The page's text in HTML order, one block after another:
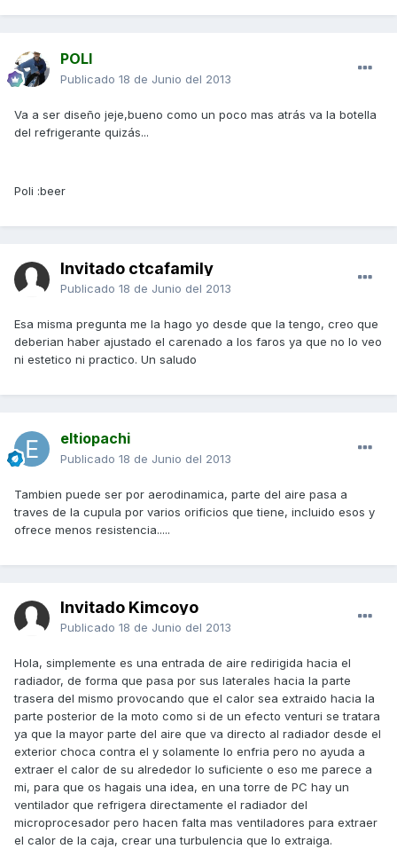
POLI
Publicado 18 de Junio del 2013
Va a ser diseño jeje,bueno como un poco mas atrás va la botella
del refrigerante quizás...
Poli :beer
Invitado ctcafamily
Publicado 18 de Junio del 2013
Esa misma pregunta me la hago yo desde que la tengo, creo que
deberian haber ajustado el carenado a los faros ya que no lo veo
ni estetico ni practico. Un saludo
eltiopachi
Publicado 18 de Junio del 2013
Tambien puede ser por aerodinamica, parte del aire pasa a
traves de la cupula por varios orificios que tiene, incluido esos y
ofrece menos resistencia.....
Invitado Kimcoyo
Publicado 18 de Junio del 2013
Hola, simplemente es una entrada de aire redirigida hacia el
radiador, de forma que pasa por sus laterales hacia la parte
trasera del mismo provocando que el calor sea extraido hacia la
parte posterior de la moto como si de un efecto venturi se tratara
ya que la mayor parte del aire que va directo al radiador desde el
exterior choca contra el y solamente lo enfria pero no ayuda a
extraer el calor de su alrededor lo suficiente o eso me parece a
mi, para que os hagais una idea, en una torre de PC hay un
ventilador que refrigera directamente el radiador del
microprocesador pero hacen falta mas ventiladores para extraer
el calor de la caja, crear una turbulencia que lo extraiga.